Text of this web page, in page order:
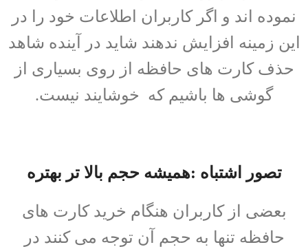
نموده اند و اگر کاربران اطلاعات خود را در
این زمینه افزایش ندهند شاید در آینده شاهد
حذف کارت های حافظه از روی بسیاری از
گوشی ها باشیم که خوشایند نیست.
تصور اشتباه :همیشه حجم بالا تر بهتره
بعضی از کاربران هنگام خرید کارت های
حافظه تنها به حجم آن توجه می کنند در